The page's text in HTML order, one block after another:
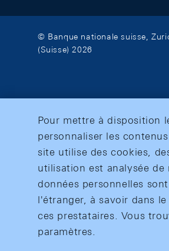
© Banque nationale suisse,
(Suisse) 2026
Pour mettre à disposition
personnaliser les
site utilise des cookies,
utilisation est analysée
données personnelles
l'étranger, à savoir dans
ces prestataires. Vous
paramètres.